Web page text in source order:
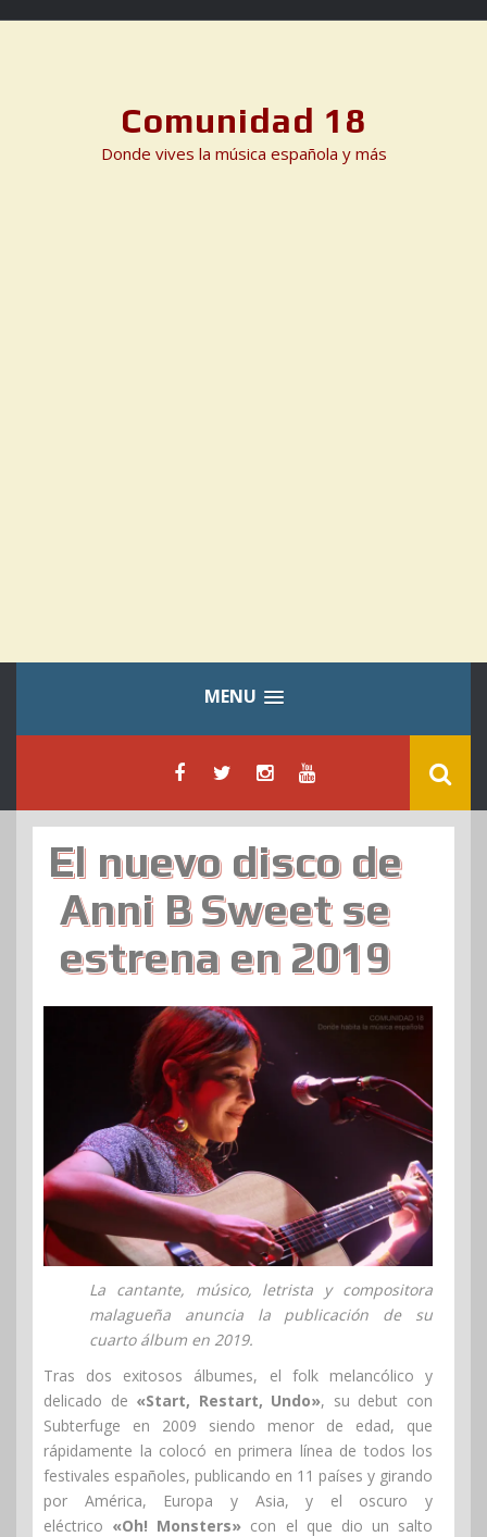
Comunidad 18
Donde vives la música española y más
MENU
El nuevo disco de
Anni B Sweet se
estrena en 2019
La cantante, músico, letrista y compositora
malagueña anuncia la publicación de su
cuarto álbum en 2019.
Tras dos exitosos álbumes, el folk melancólico y
delicado de «Start, Restart, Undo», su debut con
Subterfuge en 2009 siendo menor de edad, que
rápidamente la colocó en primera línea de todos los
festivales españoles, publicando en 11 países y girando
por América, Europa y Asia, y el oscuro y
eléctrico «Oh! Monsters» con el que dio un salto